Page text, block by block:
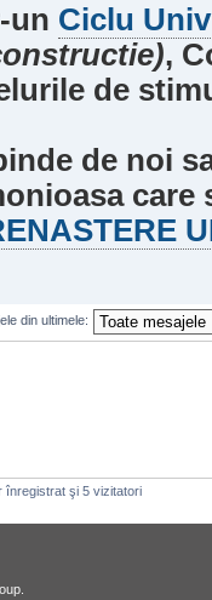
un Ciclu
,
de
de noi
care
din ultimele:
înregistrat şi 5 vizitatori